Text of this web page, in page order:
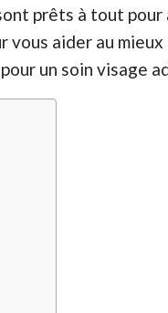
prêts à tout
aider au
pour un soin visage